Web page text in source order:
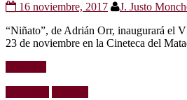
16 noviembre, 2017 J. Justo
“Niñato”, de Adrián Orr, inaugurará el
23 de noviembre en la Cineteca del